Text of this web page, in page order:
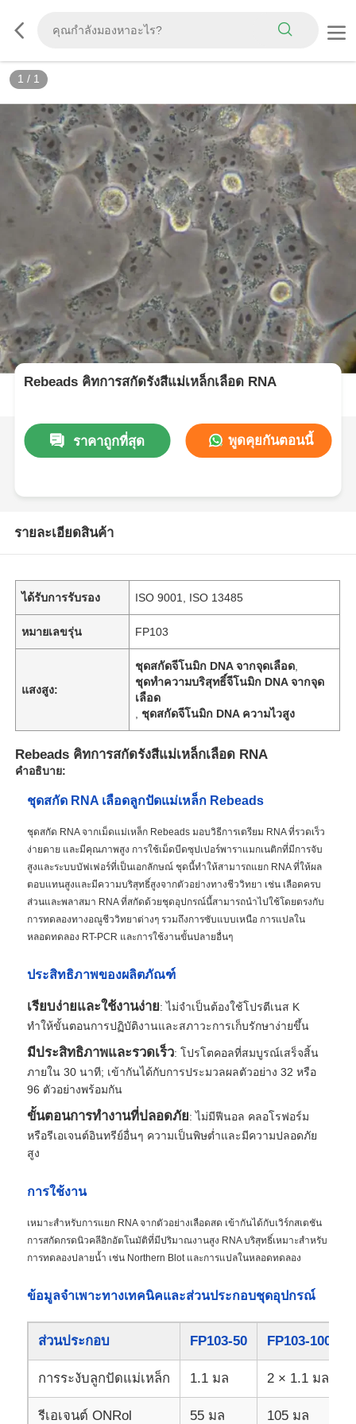
1 / 1
Rebeads คิทการสกัดรังสีแม่เหล็กเลือด RNA
ราคาถูกที่สุด พูดคุยกันตอนนี้
รายละเอียดสินค้า
ได้รับการรับรอง ISO 9001, ISO 13485
หมายเลขรุ่น FP103
แสงสูง:
ชุดสกัดจีโนมิก DNA จากจุดเลือด
ชุดทำความบริสุทธิ์จีโนมิก DNA จากจุด
เลือด
ชุดสกัดจีโนมิก DNA ความไวสูง
Rebeads คิทการสกัดรังสีแม่เหล็กเลือด RNA
คำอธิบาย:
ชุดสกัด RNA เลือดลูกปัดแม่เหล็ก Rebeads
ชุดสกัด RNA จากเม็ดแม่เหล็ก Rebeads มอบวิธีการเตรียม RNA ที่รวดเร็ว
ง่ายดาย และมีคุณภาพสูง การใช้เม็ดบีดซุปเปอร์พาราแมกเนติกที่มีการจับ
สูงและระบบบัฟเฟอร์ที่เป็นเอกลักษณ์ ชุดนี้ทำให้สามารถแยก RNA ที่ให้ผล
ตอบแทนสูงและมีความบริสุทธิ์สูงจากตัวอย่างทางชีววิทยา เช่น เลือดครบ
ส่วนและพลาสมา RNA ที่สกัดด้วยชุดอุปกรณ์นี้สามารถนำไปใช้โดยตรงกับ
การทดลองทางอณูชีววิทยาต่างๆ รวมถึงการซับแบบเหนือ การแปลใน
หลอดทดลอง RT-PCR และการใช้งานขั้นปลายอื่นๆ
ประสิทธิภาพของผลิตภัณฑ์
เรียบง่ายและใช้งานง่าย: ไม่จำเป็นต้องใช้โปรตีเนส K
ทำให้ขั้นตอนการปฏิบัติงานและสภาวะการเก็บรักษาง่ายขึ้น
มีประสิทธิภาพและรวดเร็ว: โปรโตคอลที่สมบูรณ์เสร็จสิ้น
ภายใน 30 นาที; เข้ากันได้กับการประมวลผลตัวอย่าง 32 หรือ
96 ตัวอย่างพร้อมกัน
ขั้นตอนการทำงานที่ปลอดภัย: ไม่มีฟีนอล คลอโรฟอร์ม
หรือรีเอเจนต์อินทรีย์อื่นๆ ความเป็นพิษต่ำและมีความปลอดภัย
สูง
การใช้งาน
เหมาะสำหรับการแยก RNA จากตัวอย่างเลือดสด เข้ากันได้กับเวิร์กสเตชัน
การสกัดกรดนิวคลีอิกอัตโนมัติที่มีปริมาณงานสูง RNA บริสุทธิ์เหมาะสำหรับ
การทดลองปลายน้ำ เช่น Northern Blot และการแปลในหลอดทดลอง
ข้อมูลจำเพาะทางเทคนิคและส่วนประกอบชุดอุปกรณ์
ส่วนประกอบ FP103-50 FP103-100
การระงับลูกปัดแม่เหล็ก 1.1 มล 2 × 1.1 มล
รีเอเจนต์ ONRol 55 มล 105 มล